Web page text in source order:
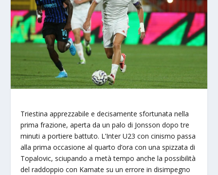
Triestina apprezzabile e decisamente sfortunata nella
prima frazione, aperta da un palo di Jonsson dopo tre
minuti a portiere battuto. L’Inter U23 con cinismo passa
alla prima occasione al quarto d’ora con una spizzata di
Topalovic, sciupando a metà tempo anche la possibilità
del raddoppio con Kamate su un errore in disimpegno